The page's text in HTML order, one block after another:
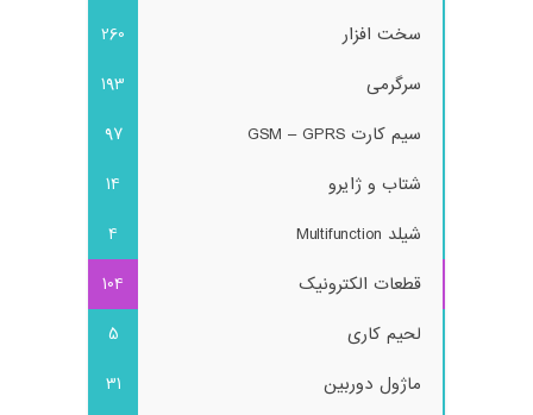
سخت افزار
260
سرگرمی
193
سیم کارت GSM – GPRS
97
شتاب و ژایرو
14
شیلد Multifunction
4
قطعات الکترونیک
104
لحیم کاری
5
ماژول دوربین
31